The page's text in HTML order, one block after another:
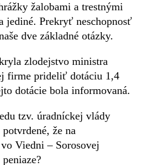
žalobami a trestnými
jediné. Prekryť neschopnosť
dve základné otázky.
zlodejstvo ministra
firme prideliť dotáciu 1,4
dotácie bola informovaná.
tzv. úradníckej vlády
že na
Viedni – Sorosovej